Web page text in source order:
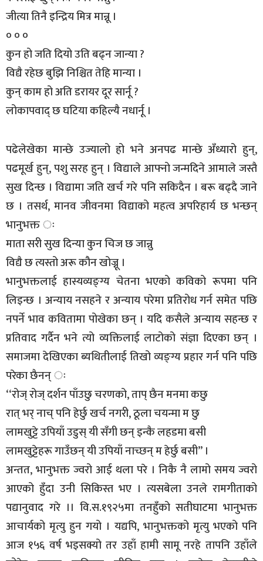
जीत्या तिनै इन्द्रिय मित्र मान्नू ।
० ० ०
कुन हो जति दियो उति बढ्न जान्या ?
विद्यै रहेछ बुझि निश्चित तेहि मान्या ।
कुन् काम हो अति डरायर दूर सार्नू ?
लोकापवाद् छ घटिया कहिल्यै नधार्नू ।
पढेलेखेका मान्छे उज्यालो हो भने अनपढ मान्छे अँध्यारो हुन्,
पढमूर्ख हुन्, पशु सरह हुन् । विद्याले आफ्नो जन्मदिने आमाले जस्तै
सुख दिन्छ । विद्यामा जति खर्च गरे पनि सकिदैन । बरू बढ्दै जाने
छ । तसर्थ, मानव जीवनमा विद्याको महत्व अपरिहार्य छ भन्छन्
भानुभक्त ः
माता सरी सुख दिन्या कुन चिज छ जान्नु
विद्यै छ त्यस्तो अरू कौन खोज्नू ।
भानुभक्तलाई हास्यव्यङ्ग्य चेतना भएको कविको रूपमा पनि
लिइन्छ । अन्याय नसहने र अन्याय परेमा प्रतिरोध गर्न समेत पछि
नपर्ने भाव कवितामा पोखेका छन् । यदि कसैले अन्याय सहन्छ र
प्रतिवाद गर्दैन भने त्यो व्यक्तिलाई लाटोको संज्ञा दिएका छन् ।
समाजमा देखिएका ब्यथितीलाई तिखो व्यङ्ग्य प्रहार गर्न पनि पछि
परेका छैनन् ः
‘‘रोज् रोज् दर्शन पाँउछु चरणको, ताप् छैन मनमा कछु
रात् भर् नाच् पनि हेर्छु खर्च नगरी, ठूला चयन्मा म छु
लामखुट्टे उपियाँ उडुस् यी सँगी छन् इन्कै लहडमा बसी
लामखुट्टेहरू गाउँछन् यी उपियाँ नाच्छन् म हेर्छु बसी’’ ।
अन्तत, भानुभक्त ज्वरो आई थला परे । निकै नै लामो समय ज्वरो
आएको हुँदा उनी सिकिस्त भए । त्यसबेला उनले रामगीताको
पद्यानुवाद गरे ।। वि.स.१९२५मा तनहुँको सतीघाटमा भानुभक्त
आचार्यको मृत्यु हुन गयो । यद्यपि, भानुभक्तको मृत्यु भएको पनि
आज १५६ वर्ष भइसक्यो तर उहाँ हामी सामू नरहे तापनि उहाँले